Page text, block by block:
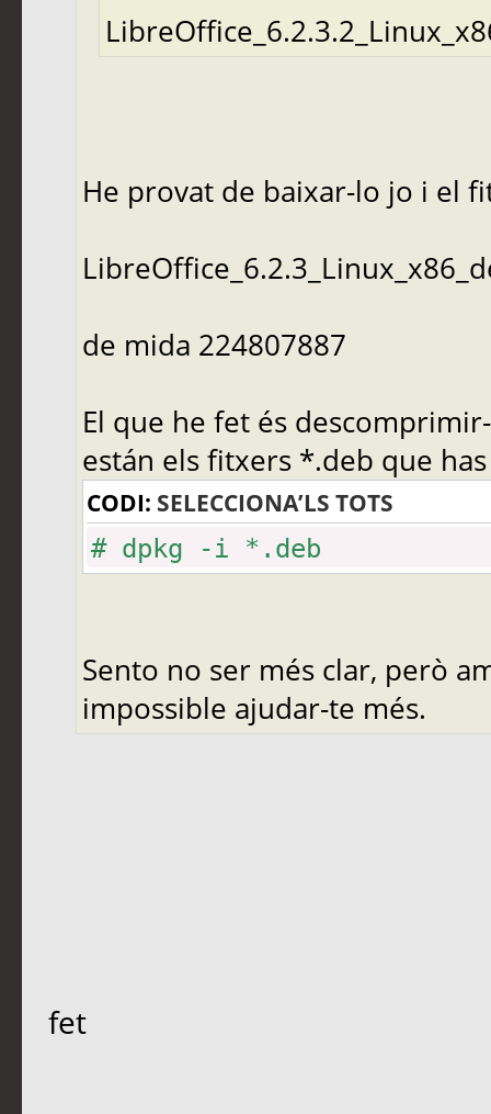
He provat de baixar-lo jo i el
de mida 224807887
El que he fet és
están els fitxers *.deb que
CODI: SELECCIONA’LS TOTS
# dpkg -i *.deb
Sento no ser més clar, però
impossible ajudar-te més.
fet